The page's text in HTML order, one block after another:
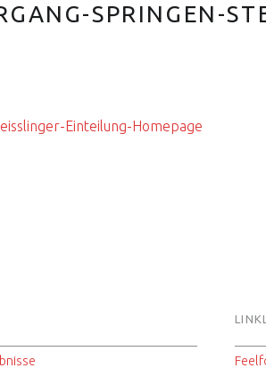
SPRINGEN-
Einteilung-Homepage